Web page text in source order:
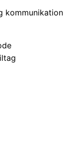
kommunikation